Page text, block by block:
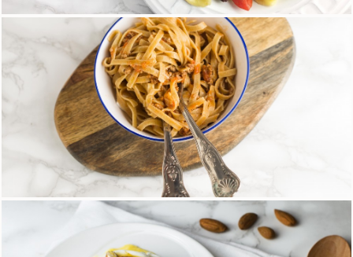
Orecchiette di riso con olive, pomodorini e
rucola
18 Aprile 2018
Tagliatelle ai 5 cereali con ragù light